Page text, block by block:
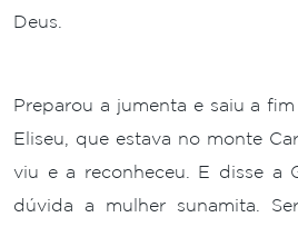
Deus.
Preparou a jumenta e saiu a
Eliseu, que estava no monte
viu e a reconheceu. E disse a
dúvida a mulher sunamita.